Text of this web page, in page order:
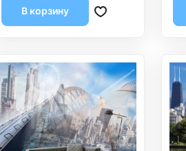
В корзину